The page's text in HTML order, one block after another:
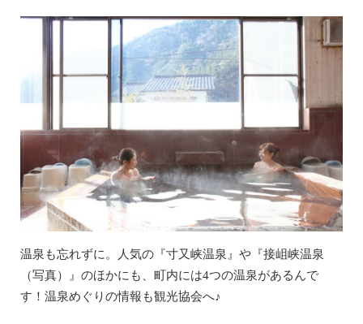
温泉も忘れずに。人気の『寸又峡温泉』や『接岨峡温泉
（写真）』のほかにも、町内には4つの温泉があるんで
す！温泉めぐりの情報も観光協会へ♪